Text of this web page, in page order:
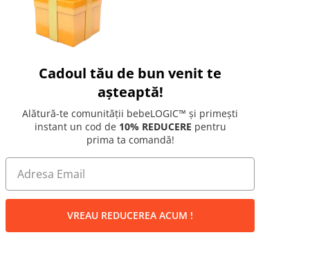
Cadoul tău de bun venit te
așteaptă!
Alătură-te comunității bebeLOGIC™ și primești
instant un cod de 10% REDUCERE pentru
prima ta comandă!
VREAU REDUCEREA ACUM !